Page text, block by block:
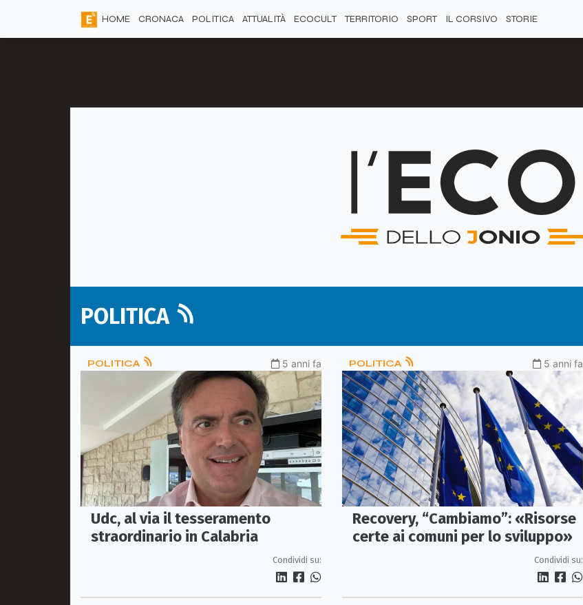
HOME CRONACA POLITICA ATTUALITÀ ECOCULT TERRITORIO SPORT IL CORSIVO STORIE
POLITICA
POLITICA 5 anni fa
Udc, al via il tesseramento
straordinario in Calabria
Condividi su:
POLITICA 5 anni fa
Recovery, “Cambiamo”: «Risorse
certe ai comuni per lo sviluppo»
Condividi su: